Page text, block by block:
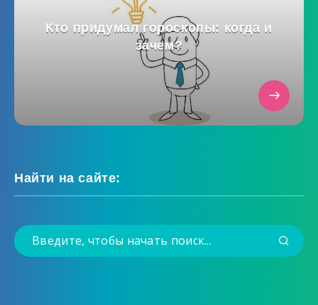
Кто придумал гороскопы: когда и
зачем?
Найти на сайте: